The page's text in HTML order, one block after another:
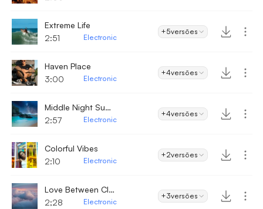
Extreme Life
2:51
Electronic
+5versões
Haven Place
3:00
Electronic
+4versões
Middle Night Summer
2:57
Electronic
+4versões
Colorful Vibes
2:10
Electronic
+2versões
Love Between Clouds
2;28
Electronic
+3versões